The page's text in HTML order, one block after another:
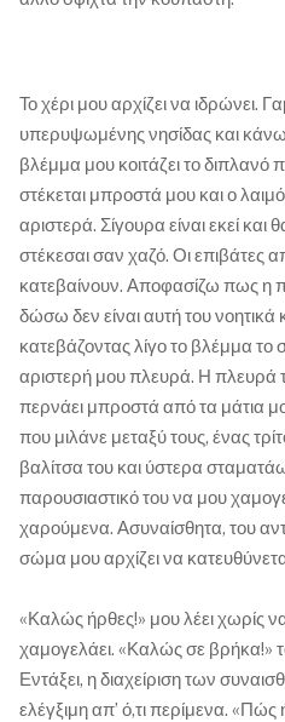
Το χέρι μου αρχίζει να ιδρώνει.
υπερυψωμένης νησίδας και
βλέμμα μου κοιτάζει το
στέκεται μπροστά μου και ο
αριστερά. Σίγουρα είναι εκεί και
στέκεσαι σαν χαζό. Οι επιβάτες
κατεβαίνουν. Αποφασίζω πως
δώσω δεν είναι αυτή του
κατεβάζοντας λίγο το βλέμμα
αριστερή μου πλευρά. Η πλευρά
περνάει μπροστά από τα μάτια
που μιλάνε μεταξύ τους, ένας
βαλίτσα του και ύστερα
παρουσιαστικό του να μου
χαρούμενα. Ασυναίσθητα, του
σώμα μου αρχίζει να
«Καλώς ήρθες!» μου λέει χωρίς
χαμογελάει. «Καλώς σε βρήκα!»
Εντάξει, η διαχείριση των
ελέγξιμη απ’ ό,τι περίμενα. «Πώς